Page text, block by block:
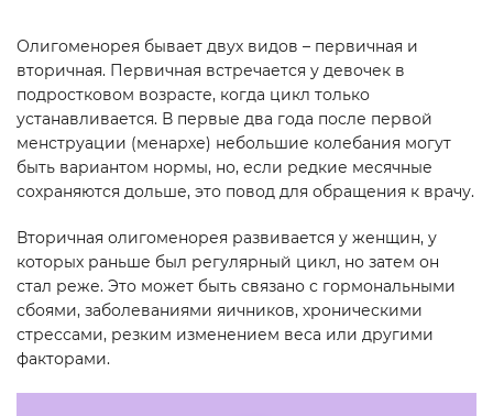
Олигоменорея бывает двух видов – первичная и
вторичная. Первичная встречается у девочек в
подростковом возрасте, когда цикл только
устанавливается. В первые два года после первой
менструации (менархе) небольшие колебания могут
быть вариантом нормы, но, если редкие месячные
сохраняются дольше, это повод для обращения к врачу.
Вторичная олигоменорея развивается у женщин, у
которых раньше был регулярный цикл, но затем он
стал реже. Это может быть связано с гормональными
сбоями, заболеваниями яичников, хроническими
стрессами, резким изменением веса или другими
факторами.